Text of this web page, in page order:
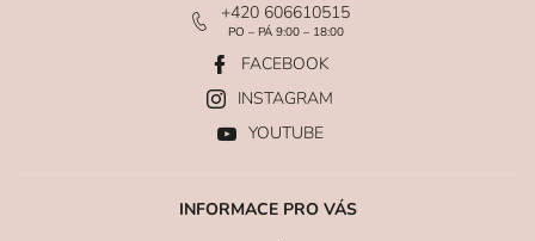
+420 606610515
PO – PÁ 9:00 – 18:00
FACEBOOK
INSTAGRAM
YOUTUBE
INFORMACE PRO VÁS